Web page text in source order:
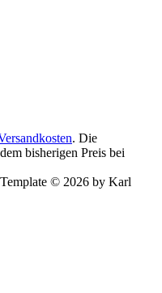
. Die
bisherigen Preis bei
© 2026 by Karl